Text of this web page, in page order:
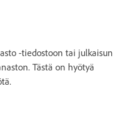
-tiedostoon tai julkaisun
Tästä on hyötyä